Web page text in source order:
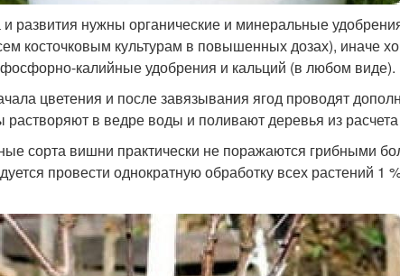
развития нужны органические и минеральные
косточковым культурам в повышенных дозах), иначе
калийные удобрения и кальций (в любом виде).
цветения и после завязывания ягод проводят
в ведре воды и поливают деревья из
сорта вишни практически не поражаются грибными
провести однократную обработку всех растений 1